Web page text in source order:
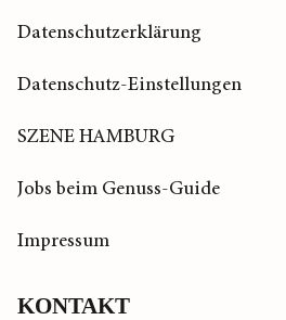
Datenschutzerklärung
Datenschutz-Einstellungen
SZENE HAMBURG
Jobs beim Genuss-Guide
Impressum
KONTAKT